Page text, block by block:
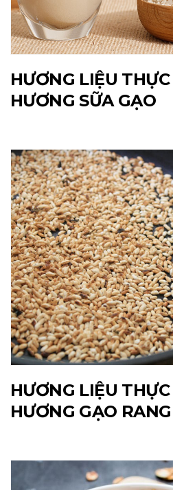
HƯƠNG LIỆU
HƯƠNG SỮA GẠO
HƯƠNG LIỆU
HƯƠNG GẠO RANG